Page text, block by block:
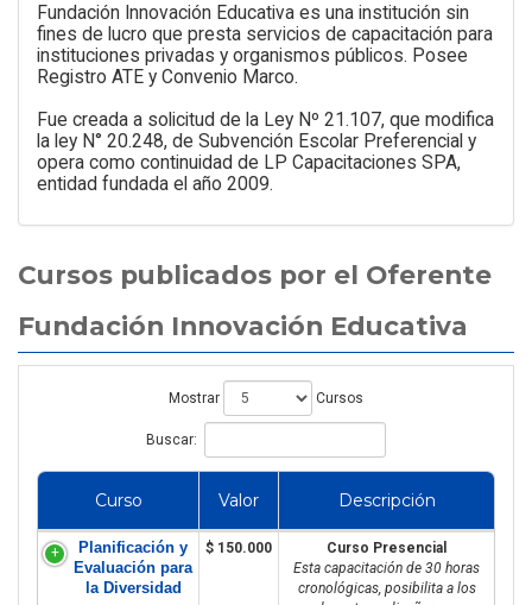
Fundación Innovación Educativa es una institución sin
fines de lucro que presta servicios de capacitación para
instituciones privadas y organismos públicos. Posee
Registro ATE y Convenio Marco.
Fue creada a solicitud de la Ley Nº 21.107, que modifica
la ley N° 20.248, de Subvención Escolar Preferencial y
opera como continuidad de LP Capacitaciones SPA,
entidad fundada el año 2009.
Cursos publicados por el Oferente
Fundación Innovación Educativa
Mostrar Cursos
Buscar:
Curso Valor Descripción
Planificación y
Evaluación para
la Diversidad
$ 150.000
Curso Presencial
Esta capacitación de 30 horas
cronológicas, posibilita a los